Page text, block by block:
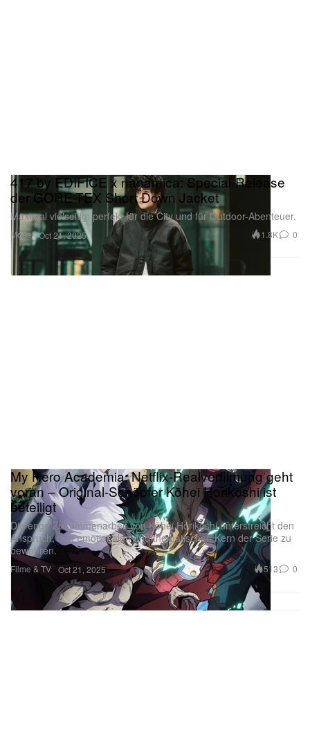
Mode
417 by EDIFICE x nanamica: Special-Release
der GORE-TEX Short Down Jacket
Maximal vielseitig: perfekt für die City und für Outdoor-Abenteuer.
Oct 21, 2025 1.8K 0
Filme & TV
My Hero Academia: Netflix-Realverfilmung geht
voran – Original-Schöpfer Kōhei Horikoshi ist
beteiligt
Die enge Zusammenarbeit von Kōhei Horikoshi unterstreicht den
Anspruch, den emotionalen und thematischen Kern der Serie zu
bewahren.
Oct 21, 2025 513 0